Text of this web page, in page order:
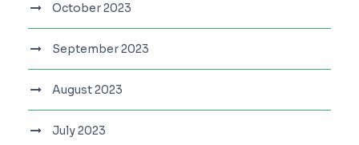
October 2023
September 2023
August 2023
July 2023